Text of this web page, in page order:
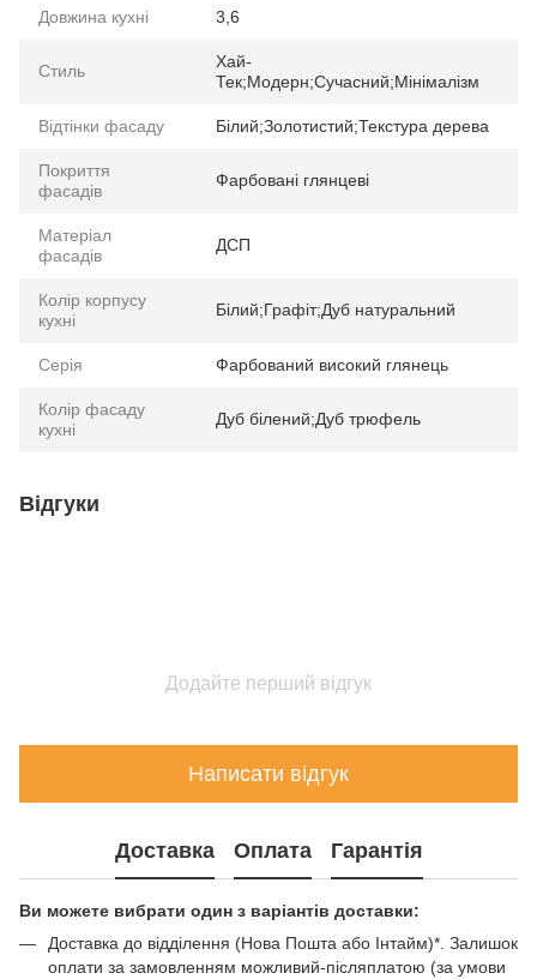
Довжина кухні 3,6
Стиль
Хай-
Тек;Модерн;Сучасний;Мінімалізм
Відтінки фасаду Білий;Золотистий;Текстура дерева
Покриття
фасадів
Фарбовані глянцеві
Матеріал
фасадів
ДСП
Колір корпусу
кухні
Білий;Графіт;Дуб натуральний
Серія Фарбований високий глянець
Колір фасаду
кухні
Дуб білений;Дуб трюфель
Відгуки
Додайте перший відгук
Написати відгук
Доставка Оплата Гарантія
Ви можете вибрати один з варіантів доставки:
Доставка до відділення (Нова Пошта або Інтайм)*. Залишок
оплати за замовленням можливий-післяплатою (за умови